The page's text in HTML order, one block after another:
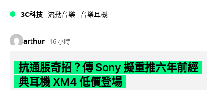
3C科技 流動音樂 音樂耳機
arthur 16 小時
抗通脹奇招？傳 Sony 擬重推六年前經
典耳機 XM4 低價登場